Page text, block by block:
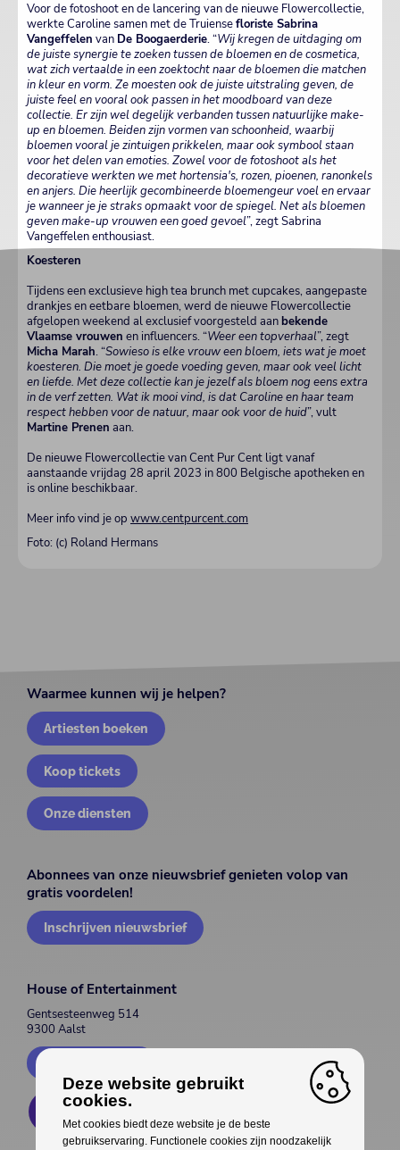
Voor de fotoshoot en de lancering van de nieuwe Flowercollectie,
werkte Caroline samen met de Truiensefloriste Sabrina
Vangeffelen van De Boogaerderie. “Wij kregen de uitdaging om
de juiste synergie te zoeken tussen de bloemen en de cosmetica,
wat zich vertaalde in een zoektocht naar de bloemen die matchen
in kleur en vorm. Ze moesten ook de juiste uitstraling geven, de
juiste feel en vooral ook passen in het moodboard van deze
collectie. Er zijn wel degelijk verbanden tussen natuurlijke make-
up en bloemen. Beiden zijn vormen van schoonheid, waarbij
bloemen vooral je zintuigen prikkelen, maar ook symbool staan
voor het delen van emoties. Zowel voor de fotoshoot als het
decoratieve werkten we met hortensia's, rozen, pioenen, ranonkels
en anjers. Die heerlijk gecombineerde bloemengeur voel en ervaar
je wanneer je je straks opmaakt voor de spiegel. Net als bloemen
geven make-up vrouwen een goed gevoel”, zegt Sabrina
Vangeffelen enthousiast.
Koesteren
Tijdens een exclusieve high tea brunch met cupcakes, aangepaste
drankjes en eetbare bloemen, werd de nieuwe Flowercollectie
afgelopen weekend al exclusief voorgesteld aanbekende
Vlaamse vrouwen en influencers. “Weer een topverhaal”, zegt
Micha Marah. “Sowieso is elke vrouw een bloem, iets wat je moet
koesteren. Die moet je goede voeding geven, maar ook veel licht
en liefde. Met deze collectie kan je jezelf als bloem nog eens extra
in de verf zetten. Wat ik mooi vind, is dat Caroline en haar team
respect hebben voor de natuur, maar ook voor de huid”, vult
Martine Prenen aan.
De nieuwe Flowercollectie van Cent Pur Cent ligt vanaf
aanstaande vrijdag 28 april 2023 in 800 Belgische apotheken en
is online beschikbaar.
Meer info vind je op www.centpurcent.com
Foto: (c) Roland Hermans
Waarmee kunnen wij je helpen?
Artiesten boeken
Koop tickets
Onze diensten
Abonnees van onze nieuwsbrief genieten volop van
gratis voordelen!
Inschrijven nieuwsbrief
House of Entertainment
Gentsesteenweg 514
9300 Aalst
Deze website gebruikt
cookies.
Met cookies biedt deze website je de beste
gebruikservaring. Functionele cookies zijn noodzakelijk